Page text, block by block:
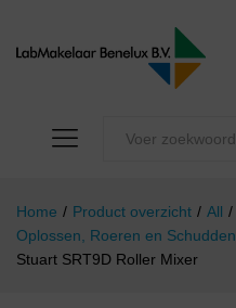
Home / Product overzicht / All /
Oplossen, Roeren en Schudden
Stuart SRT9D Roller Mixer